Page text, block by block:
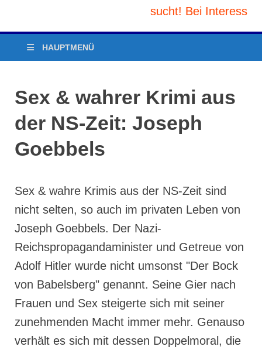
und/oder Verlag gesucht! Bei Interesse E-Mail
HAUPTMENÜ
Sex & wahrer Krimi aus
der NS-Zeit: Joseph
Goebbels
Sex & wahre Krimis aus der NS-Zeit sind
nicht selten, so auch im privaten Leben von
Joseph Goebbels. Der Nazi-
Reichspropagandaminister und Getreue von
Adolf Hitler wurde nicht umsonst "Der Bock
von Babelsberg" genannt. Seine Gier nach
Frauen und Sex steigerte sich mit seiner
zunehmenden Macht immer mehr. Genauso
verhält es sich mit dessen Doppelmoral, die